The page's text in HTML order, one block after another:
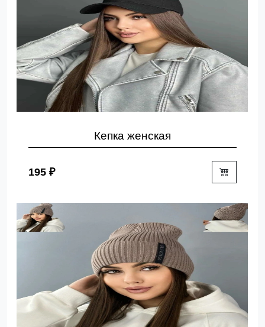
Кепка женская
195 ₽